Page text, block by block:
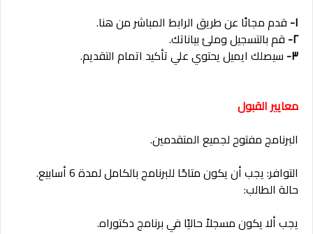
١- قدم مجانًا عن طريق الرابط المباشر من هنا.
٢- قم بالتسجيل وملئ بياناتك.
٣- سيصلك ايميل يحتوي علي تأكيد اتمام التقديم.
معايير القبول
البرنامج مفتوح لجميع المتقدمين.
التوافر: يجب أن يكون متاحًا للبرنامج بالكامل لمدة 6 أسابيع.
حالة الطالب:
يجب ألا يكون مسجلاً حاليًا في برنامج دكتوراه.